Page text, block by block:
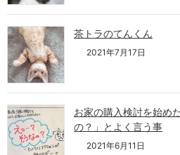
茶トラのてんくん
2021年7月17日
お家の購入検討を始め
の？」とよく言う事
2021年6月11日